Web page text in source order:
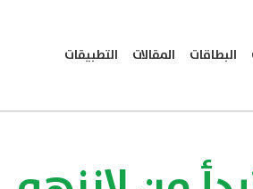
البطاقات المقالات التطبيقات